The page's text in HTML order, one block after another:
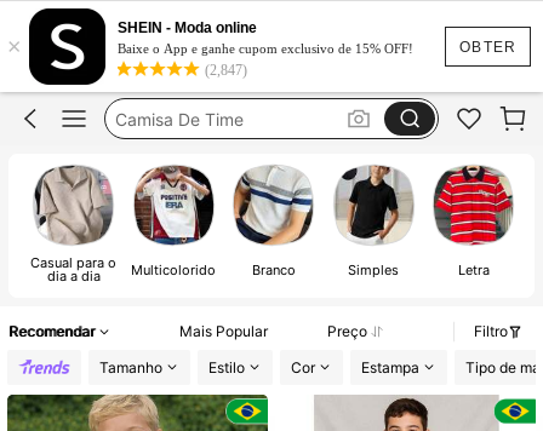
OBTER
×
SHEIN - Moda online
Baixe o App e ganhe cupom exclusivo de 15% OFF!
(2,847)
Polo
Camisa Polo
Camisa De Time
Camisa Masculina
Polo
Casual para o
dia a dia Multicolorido Branco Simples Letra
Recomendar Mais Popular Preço
Filtro
Tamanho
Estilo Cor Estampa Tipo de